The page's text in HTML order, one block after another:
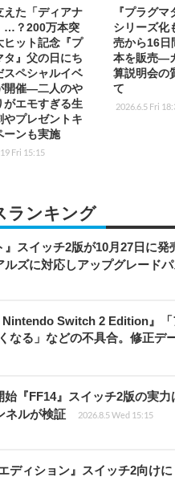
えた「ディアナ
…？200万本突
ヒット記念『プ
タ』父の日にち
スペシャルイベ
開催―二人のや
がエモすぎる生
やプレゼントキ
ーンも実施
Fri 15:15
『プラグ
シリーズ化
売から16日
本を販売―
算説明会の
て
2026.6.5 Fri
ランキング
』スイッチ2版が10月27日に
ルズに対応しアップグレード
Nintendo Switch 2 Edition』
なる」などの不具合。修正デ
始『FF14』スイッチ2版の実
ネルが検証
2026.8.5 Wed 15:15
ディション』スイッチ2向け